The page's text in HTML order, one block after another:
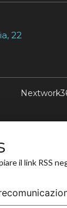
22
il link RSS